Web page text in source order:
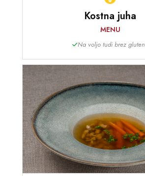
Kostna juha
MENU
Na voljo tudi brez